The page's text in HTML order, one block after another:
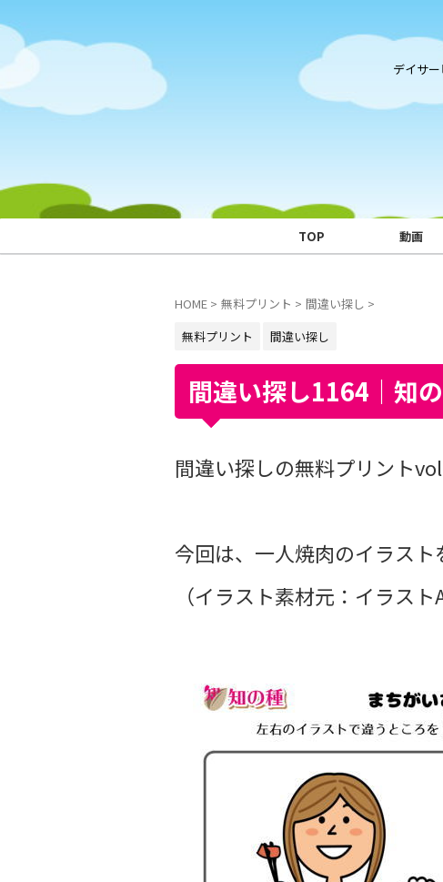
デイサ
TOP 動画
HOME > 無料プリント > 間違い探し >
無料プリント
間違い探し
間違い探し1164｜知
間違い探しの無料プリント
今回は、一人焼肉のイラスト
（イラスト素材元：イラスト